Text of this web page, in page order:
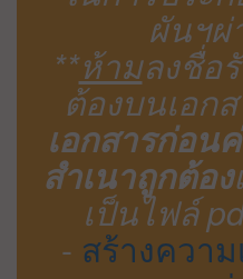
ผันฯผ่
**ห้ามลงชื่อ
ต้องบนเอก
เอกสารก่อน
สำเนาถูกต้อง
เป็นไฟล์
- สร้างควา